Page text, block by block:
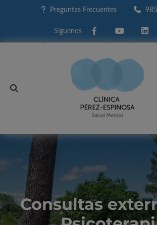
Preguntas Frecuentes
FacebookYoutube
Consultas